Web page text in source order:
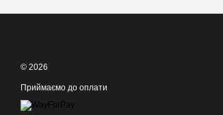
© 2026
Приймаємо до оплати